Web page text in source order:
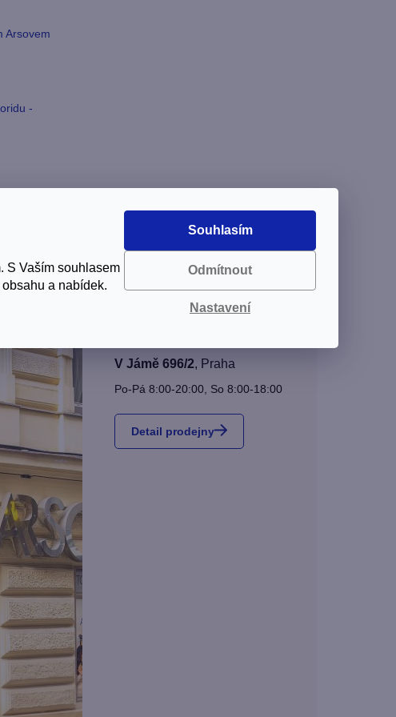
S Vaším souhlasem
a nabídek.
Nastavení
Odmítnout
Souhlasím
Arsovem
-
V Jámě 696/2, Praha
Po-Pá 8:00-20:00, So 8:00-18:00
Detail prodejny